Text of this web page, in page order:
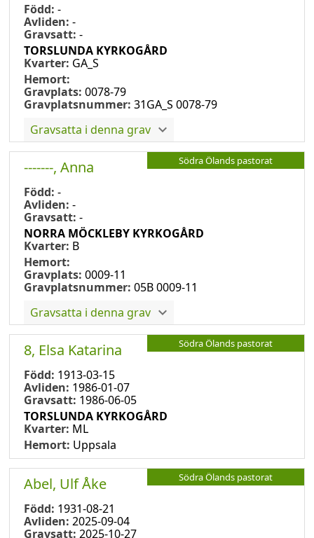
Född: -
Avliden: -
Gravsatt: -
TORSLUNDA KYRKOGÅRD
Kvarter: GA_S
Hemort:
Gravplats: 0078-79
Gravplatsnummer: 31GA_S 0078-79
Gravsatta i denna grav
Södra Ölands pastorat
-------, Anna
Född: -
Avliden: -
Gravsatt: -
NORRA MÖCKLEBY KYRKOGÅRD
Kvarter: B
Hemort:
Gravplats: 0009-11
Gravplatsnummer: 05B 0009-11
Gravsatta i denna grav
Södra Ölands pastorat
8, Elsa Katarina
Född: 1913-03-15
Avliden: 1986-01-07
Gravsatt: 1986-06-05
TORSLUNDA KYRKOGÅRD
Kvarter: ML
Hemort: Uppsala
Södra Ölands pastorat
Abel, Ulf Åke
Född: 1931-08-21
Avliden: 2025-09-04
Gravsatt: 2025-10-27